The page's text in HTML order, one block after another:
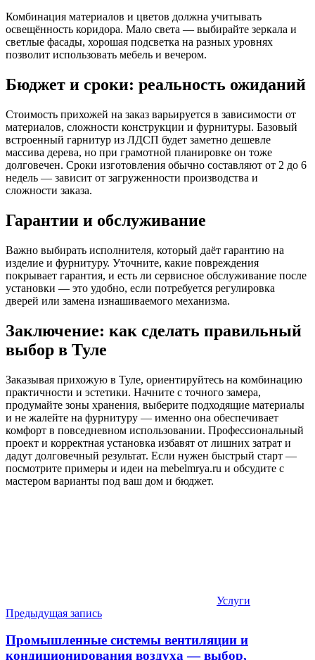
Комбинация материалов и цветов должна учитывать
освещённость коридора. Мало света — выбирайте зеркала и
светлые фасады, хорошая подсветка на разных уровнях
позволит использовать мебель и вечером.
Бюджет и сроки: реальность ожиданий
Стоимость прихожей на заказ варьируется в зависимости от
материалов, сложности конструкции и фурнитуры. Базовый
встроенный гарнитур из ЛДСП будет заметно дешевле
массива дерева, но при грамотной планировке он тоже
долговечен. Сроки изготовления обычно составляют от 2 до 6
недель — зависит от загруженности производства и
сложности заказа.
Гарантии и обслуживание
Важно выбирать исполнителя, который даёт гарантию на
изделие и фурнитуру. Уточните, какие повреждения
покрывает гарантия, и есть ли сервисное обслуживание после
установки — это удобно, если потребуется регулировка
дверей или замена изнашиваемого механизма.
Заключение: как сделать правильный
выбор в Туле
Заказывая прихожую в Туле, ориентируйтесь на комбинацию
практичности и эстетики. Начните с точного замера,
продумайте зоны хранения, выберите подходящие материалы
и не жалейте на фурнитуру — именно она обеспечивает
комфорт в повседневном использовании. Профессиональный
проект и корректная установка избавят от лишних затрат и
дадут долговечный результат. Если нужен быстрый старт —
посмотрите примеры и идеи на mebelmrya.ru и обсудите с
мастером варианты под ваш дом и бюджет.
Услуги
Навигация
по
записям
Предыдущая запись
Промышленные системы вентиляции и
кондиционирования воздуха — выбор,